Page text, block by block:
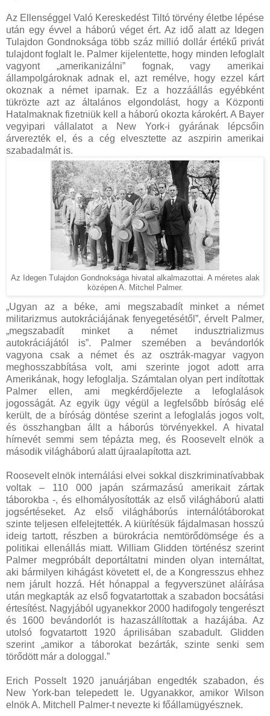
Az Ellenséggel Való Kereskedést Tiltó törvény életbe lépése
után egy évvel a háború véget ért. Az idő alatt az Idegen
Tulajdon Gondnoksága több száz millió dollár értékű privát
tulajdont foglalt le. Palmer kijelentette, hogy minden lefoglalt
vagyont „amerikanizálni” fognak, vagy amerikai
állampolgároknak adnak el, azt remélve, hogy ezzel kárt
okoznak a német iparnak. Ez a hozzáállás egyébként
tükrözte azt az általános elgondolást, hogy a Központi
Hatalmaknak fizetniük kell a háború okozta károkért. A Bayer
vegyipari vállalatot a New York-i gyárának lépcsőin
árverezték el, és a cég elvesztette az aszpirin amerikai
szabadalmát is.
Az Idegen Tulajdon Gondnoksága hivatal alkalmazottai. A méretes alak
középen A. Mitchel Palmer.
„Ugyan az a béke, ami megszabadít minket a német
militarizmus autokráciájának fenyegetésétől”, érvelt Palmer,
„megszabadít minket a német indusztrializmus
autokráciájától is”. Palmer szemében a bevándorlók
vagyona csak a német és az osztrák-magyar vagyon
meghosszabbítása volt, ami szerinte jogot adott arra
Amerikának, hogy lefoglalja. Számtalan olyan pert indítottak
Palmer ellen, ami megkérdőjelezte a lefoglalások
jogosságát. Az egyik ügy végül a legfelsőbb bíróság elé
került, de a bíróság döntése szerint a lefoglalás jogos volt,
és összhangban állt a háborús törvényekkel. A hivatal
hírnevét semmi sem tépázta meg, és Roosevelt elnök a
második világháború alatt újraalapította azt.
Roosevelt elnök internálási elvei sokkal diszkriminatívabbak
voltak – 110 000 japán származású amerikait zártak
táborokba -, és elhomályosították az első világháború alatti
jogsértéseket. Az első világháborús internálótáborokat
szinte teljesen elfelejtették. A kiürítésük fájdalmasan hosszú
ideig tartott, részben a bürokrácia nemtörődömsége és a
politikai ellenállás miatt. William Glidden történész szerint
Palmer megpróbált deportáltatni minden olyan internáltat,
aki bármilyen kihágást követett el, de a Kongresszus ehhez
nem járult hozzá. Hét hónappal a fegyverszünet aláírása
után megkapták az első fogvatartottak a szabadon bocsátási
értesítést. Nagyjából ugyanekkor 2000 hadifogoly tengerészt
és 1600 bevándorlót is hazaszállítottak a hazájába. Az
utolsó fogvatartott 1920 áprilisában szabadult. Glidden
szerint „amikor a táborokat bezárták, szinte senki sem
törődött már a dologgal.”
Erich Posselt 1920 januárjában engedték szabadon, és
New York-ban telepedett le. Ugyanakkor, amikor Wilson
elnök A. Mitchell Palmer-t nevezte ki főállamügyésznek.